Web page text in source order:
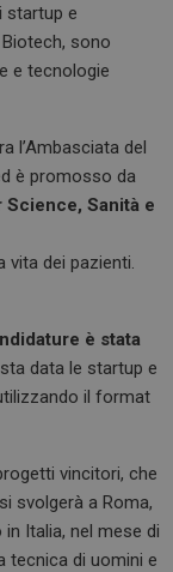
startup e
sono
e tecnologie
l’Ambasciata del
è promosso da
Science, Sanità e
vita dei pazienti.
è stata
data le startup e
il format
vincitori, che
svolgerà a Roma,
Italia, nel mese di
tecnica di uomini e